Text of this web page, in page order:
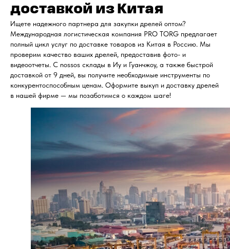
доставкой из Китая
Ищете надежного партнера для закупки дрелей оптом?
Международная логистическая компания PRO TORG предлагает
полный цикл услуг по доставке товаров из Китая в Россию. Мы
проверим качество ваших дрелей, предоставив фото- и
видеоотчеты. С nossos склады в Иу и Гуанчжоу, а также быстрой
доставкой от 9 дней, вы получите необходимые инструменты по
конкурентоспособным ценам. Оформите выкуп и доставку дрелей
в нашей фирме — мы позаботимся о каждом шаге!